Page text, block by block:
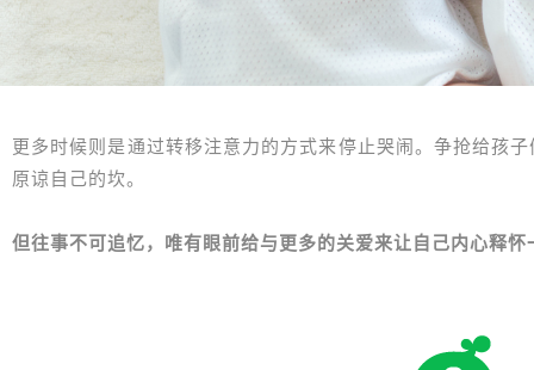
更多时候则是通过转移注意力的方式来停止哭闹。争抢给孩
原谅自己的坎。
但往事不可追忆，唯有眼前给与更多的关爱来让自己内心释怀